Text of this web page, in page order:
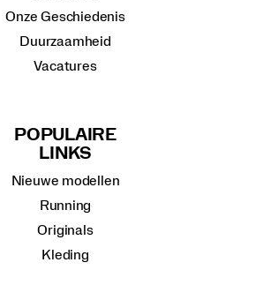
Onze Geschiedenis
Duurzaamheid
Vacatures
POPULAIRE
LINKS
Nieuwe modellen
Running
Originals
Kleding